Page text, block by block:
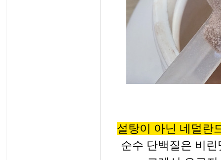
설탕이 아닌 네덜란
순수 단백질은 비